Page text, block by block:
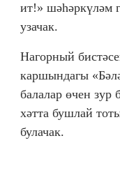
ит!» шәһәркүләм
узачак.
Нагорный
каршындагы
балалар өчен
хәтта бушлай
булачак.